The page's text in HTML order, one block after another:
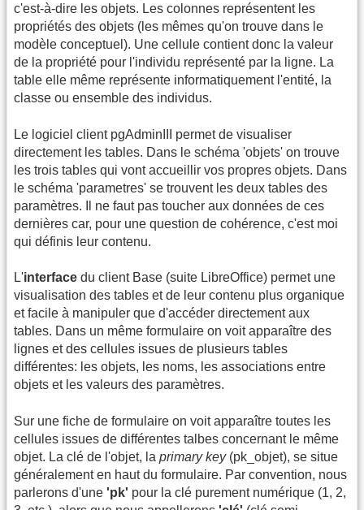
c'est-à-dire les objets. Les colonnes représentent les
propriétés des objets (les mêmes qu'on trouve dans le
modèle conceptuel). Une cellule contient donc la valeur
de la propriété pour l'individu représenté par la ligne. La
table elle même représente informatiquement l'entité, la
classe ou ensemble des individus.
Le logiciel client pgAdminIII permet de visualiser
directement les tables. Dans le schéma 'objets' on trouve
les trois tables qui vont accueillir vos propres objets. Dans
le schéma 'parametres' se trouvent les deux tables des
paramètres. Il ne faut pas toucher aux données de ces
dernières car, pour une question de cohérence, c'est moi
qui définis leur contenu.
L'interface du client Base (suite LibreOffice) permet une
visualisation des tables et de leur contenu plus organique
et facile à manipuler que d'accéder directement aux
tables. Dans un même formulaire on voit apparaître des
lignes et des cellules issues de plusieurs tables
différentes: les objets, les noms, les associations entre
objets et les valeurs des paramètres.
Sur une fiche de formulaire on voit apparaître toutes les
cellules issues de différentes talbes concernant le même
objet. La clé de l'objet, la primary key(pk_objet), se situe
généralement en haut du formulaire. Par convention, nous
parlerons d'une 'pk' pour la clé purement numérique (1, 2,